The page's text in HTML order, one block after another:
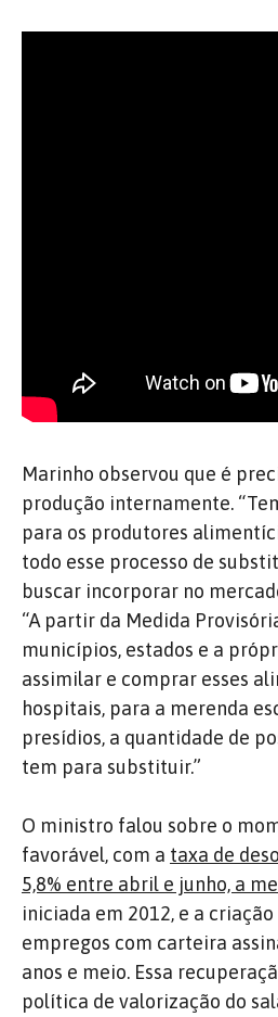
Marinho observou que é
produção internamente.
para os produtores
todo esse processo de
buscar incorporar no
“A partir da Medida
municípios, estados e a
assimilar e comprar esses
hospitais, para a merenda
presídios, a quantidade de
tem para substituir.”
O ministro falou sobre o
favorável, com a taxa de
5,8% entre abril e junho, a
iniciada em 2012, e a
empregos com carteira
anos e meio. Essa
política de valorização do